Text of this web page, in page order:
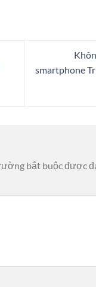
smartphone
bắt buộc được